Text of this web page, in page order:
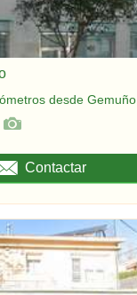
desde
Contactar